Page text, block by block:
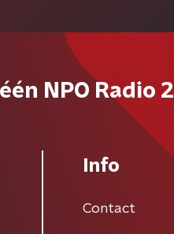
NPO Radio 2
Info
Contact